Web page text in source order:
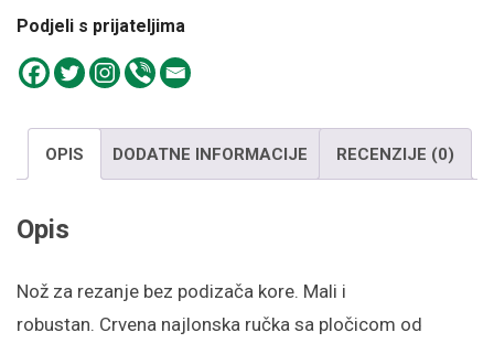
Podjeli s prijateljima
OPIS DODATNE INFORMACIJE RECENZIJE (0)
Opis
Nož za rezanje bez podizača kore. Mali i
robustan. Crvena najlonska ručka sa pločicom od